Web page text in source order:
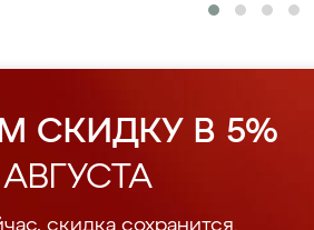
СКИДКУ В 5%
скидка сохранится.